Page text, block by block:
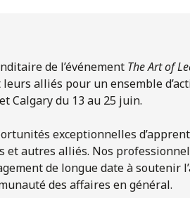
de l’événement The Art of
alliés pour un ensemble
Calgary du 13 au 25 juin.
exceptionnelles
et autres alliés. Nos
de longue date à soutenir
des affaires en général.